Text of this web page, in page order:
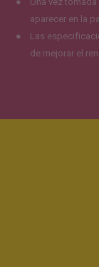
aparecer en la
Las
de mejorar el